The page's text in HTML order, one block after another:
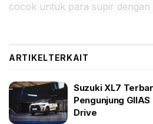
cocok untuk para supir dengan
legislator setempat
tidak lagi menjual mobil diesel.
BACA JUGA:
ARTIKELTERKAIT
Suzuki XL7
Pengunjung
Drive